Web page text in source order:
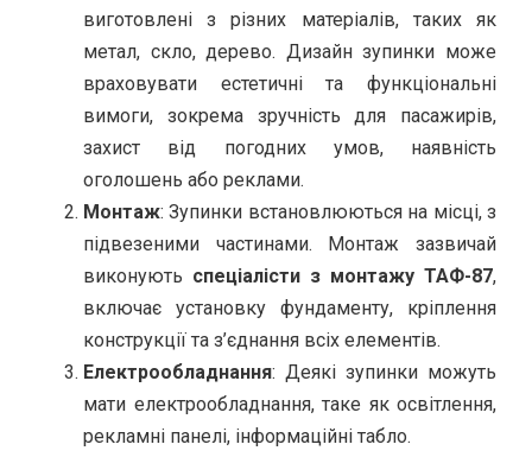
виготовлені з різних матеріалів, таких як
метал, скло, дерево. Дизайн зупинки може
враховувати естетичні та функціональні
вимоги, зокрема зручність для пасажирів,
захист від погодних умов, наявність
оголошень або реклами.
Монтаж: Зупинки встановлюються на місці, з
підвезеними частинами. Монтаж зазвичай
виконують спеціалісти з монтажу ТАФ-87,
включає установку фундаменту, кріплення
конструкції та з’єднання всіх елементів.
Електрообладнання: Деякі зупинки можуть
мати електрообладнання, таке як освітлення,
рекламні панелі, інформаційні табло.